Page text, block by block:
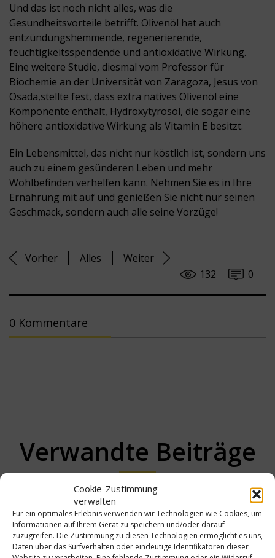
Cookie-Zustimmung
verwalten
Für ein optimales Erlebnis verwenden wir Technologien wie Cookies, um
Informationen auf Ihrem Gerät zu speichern und/oder darauf
zuzugreifen. Die Zustimmung zu diesen Technologien ermöglicht es uns,
Daten über das Surfverhalten oder eindeutige Identifikatoren dieser
Und das ist noch nicht alles, was die
Gesundheitsvorteile betrifft. Olivenöl hat auch
entzündungshemmende, regenerierende,
feuchtigkeitsspendende und antioxidative Wirkung.
Eine weitere Studie, diesmal vom Professor für
Biochemie an der Universität von Zaragoza, Jesus von
Osada,stellte fest, dass extra natives Olivenöl eine
Komponente enthält, Hydroxytyrosol, die sogar eine
höhere antioxidative Wirkung als Vitamin E besitzt.
Ein Lebensmittel, das nicht nur köstlich ist, sondern uns
auch zu einem gesünderen Leben und mehr
Wohlbefinden verhelfen kann. Nehmen Sie es in Ihre
Ernährung mit auf und genießen Sie nicht nur seinen
Geschmack, sondern auch alle seine Vorzüge!
Vorher Alles
Weiter
0
132
0 Kommentare
Verwandte Beiträge
Lebensmittel mit Omega-Fettsäuren für die
Gesundheit